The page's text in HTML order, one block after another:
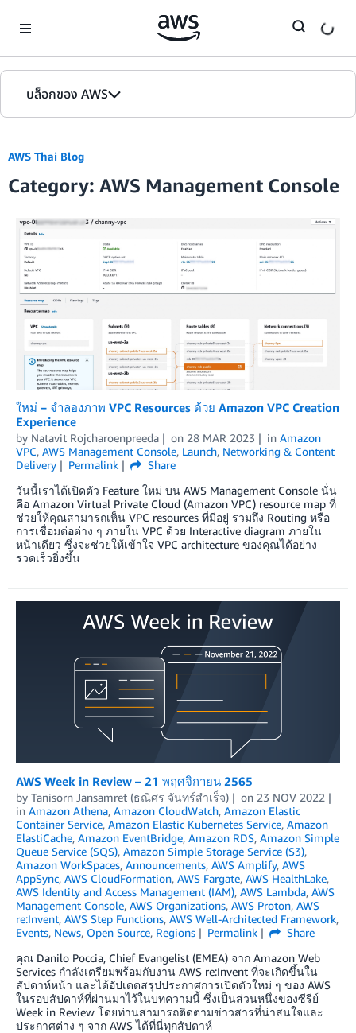
บล็อกของ AWS
หน้าหลัก
รุ่น
AWS Thai Blog
Category: AWS Management Console
ใหม่ – จำลองภาพ VPC Resources ด้วย Amazon VPC Creation
Experience
by Natavit Rojcharoenpreeda on 28 MAR 2023 in Amazon
VPC, AWS Management Console, Launch, Networking & Content
Delivery
Permalink
Share
วันนี้เราได้เปิดตัว Feature ใหม่ บน AWS Management Console นั่น
คือ Amazon Virtual Private Cloud (Amazon VPC) resource map ที่
ช่วยให้คุณสามารถเห็น VPC resources ที่มีอยู่ รวมถึง Routing หรือ
การเชื่อมต่อต่าง ๆ ภายใน VPC ด้วย Interactive diagram ภายใน
หน้าเดียว ซึ่งจะช่วยให้เข้าใจ VPC architecture ของคุณได้อย่าง
รวดเร็วยิ่งขึ้น
AWS Week in Review – 21 พฤศจิกายน 2565
by Tanisorn Jansamret (ธณิศร จันทร์สำเร็จ) on 23 NOV 2022
in Amazon Athena, Amazon CloudWatch, Amazon Elastic
Container Service, Amazon Elastic Kubernetes Service, Amazon
ElastiCache, Amazon EventBridge, Amazon RDS, Amazon Simple
Queue Service (SQS), Amazon Simple Storage Service (S3),
Amazon WorkSpaces, Announcements, AWS Amplify, AWS
AppSync, AWS CloudFormation, AWS Fargate, AWS HealthLake,
AWS Identity and Access Management (IAM), AWS Lambda, AWS
Management Console, AWS Organizations, AWS Proton, AWS
re:Invent, AWS Step Functions, AWS Well-Architected Framework,
Events, News, Open Source, Regions Permalink
Share
คุณ Danilo Poccia, Chief Evangelist (EMEA) จาก Amazon Web
Services กำลังเตรียมพร้อมกับงาน AWS re:Invent ที่จะเกิดขึ้นใน
สัปดาห์หน้า และได้อัปเดตสรุปประกาศการเปิดตัวใหม่ ๆ ของ AWS
ในรอบสัปดาห์ที่ผ่านมาไว้ในบทความนี้ ซึ่งเป็นส่วนหนึ่งของซีรีย์
Week in Review โดยท่านสามารถติดตามข่าวสารที่น่าสนใจและ
ประกาศต่าง ๆ จาก AWS ได้ที่นี่ทุกสัปดาห์